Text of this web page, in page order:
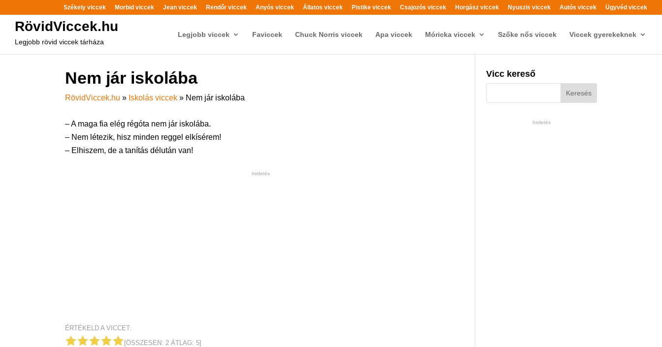
Székely viccek Morbid viccek Jean viccek Rendőr viccek Anyós viccek Állatos viccek Pistike viccek Csajozós viccek Horgász viccek Nyuszis viccek Autós viccek Ügyvéd viccek
RövidViccek.hu
Legjobb rövid viccek tárháza
Legjobb viccek Faviccek Chuck Norris viccek Apa viccek Móricka viccek Szőke nős viccek Viccek gyerekeknek
Nem jár iskolába
RövidViccek.hu » Iskolás viccek » Nem jár iskolába
– A maga fia elég régóta nem jár iskolába.
– Nem létezik, hisz minden reggel elkísérem!
– Elhiszem, de a tanítás délután van!
hirdetés
ÉRTÉKELD A VICCET:
[ÖSSZESEN: 2 ÁTLAG: 5]
Vicc kereső
hirdetés